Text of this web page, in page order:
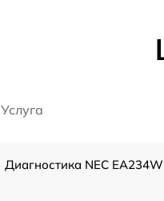
Услуга
Диагностика NEC